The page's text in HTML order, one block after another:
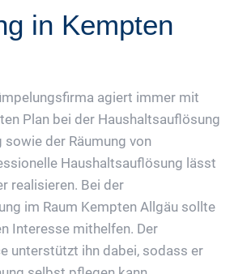
in Kempten
agiert immer mit
Plan bei der Haushaltsauflösung
der Räumung von
Haushaltsauflösung lässt
realisieren. Bei der
im Raum Kempten Allgäu sollte
Interesse mithelfen. Der
unterstützt ihn dabei, sodass er